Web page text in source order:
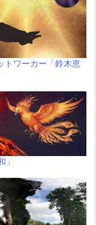
トワーカー「鈴木恵